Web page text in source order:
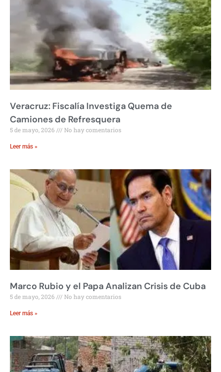
Veracruz: Fiscalía Investiga Quema de
Camiones de Refresquera
5 de mayo, 2026 No hay comentarios
Leer más »
Marco Rubio y el Papa Analizan Crisis de Cuba
5 de mayo, 2026 No hay comentarios
Leer más »